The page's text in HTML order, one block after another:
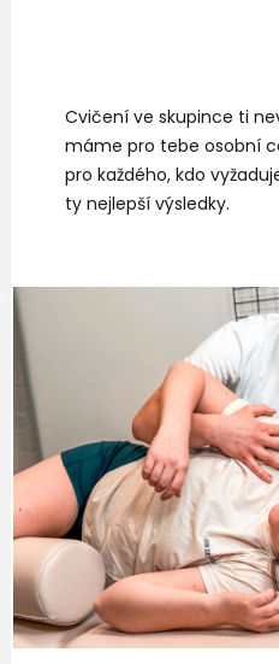
Cvičení ve skupince ti
máme pro tebe osobní
pro každého, kdo
ty nejlepší výsledky.